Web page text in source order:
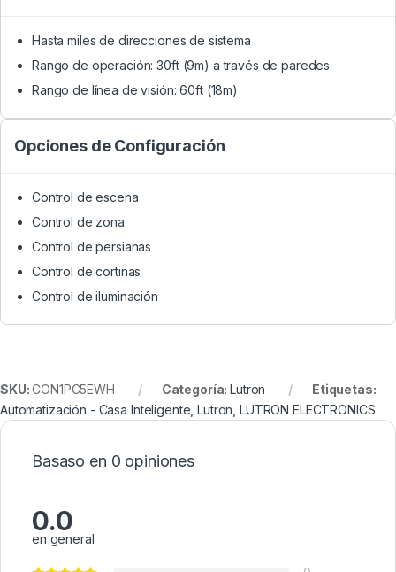
Hasta miles de direcciones de sistema
Rango de operación: 30ft (9m) a través de paredes
Rango de línea de visión: 60ft (18m)
Opciones de Configuración
Control de escena
Control de zona
Control de persianas
Control de cortinas
Control de iluminación
SKU:CON1PC5EWH Categoría:Lutron
Etiquetas:
Automatización - Casa Inteligente ,Lutron ,LUTRON ELECTRONICS
Basaso en 0 opiniones
0.0
en general